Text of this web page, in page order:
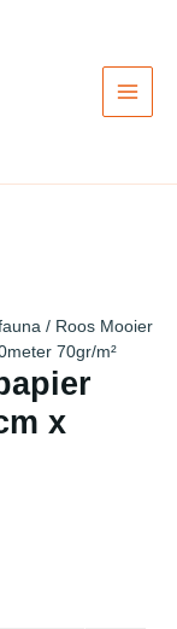
/ Roos Mooier
70gr/m²
x